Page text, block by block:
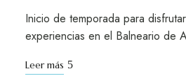
Inicio de temporada para
experiencias en el Balneario de
Leer más